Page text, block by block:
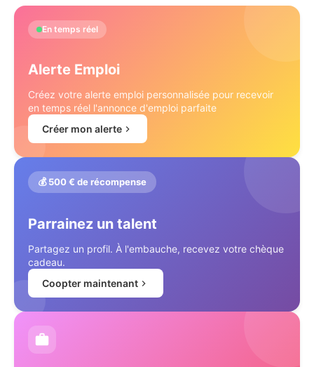
En temps réel
Alerte Emploi
Créez votre alerte emploi personnalisée pour recevoir
en temps réel l'annonce d'emploi parfaite
Créer mon alerte
💰 500 € de récompense
Parrainez un talent
Partagez un profil. À l'embauche, recevez votre chèque
cadeau.
Coopter maintenant